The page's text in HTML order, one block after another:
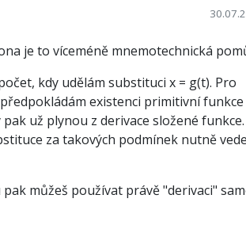
je to víceméně mnemotechnická
kdy udělám substituci x = g(t). Pro
existenci primitivní funkce
už plynou z derivace složené
za takových podmínek nutně
pak můžeš používat právě "derivaci"